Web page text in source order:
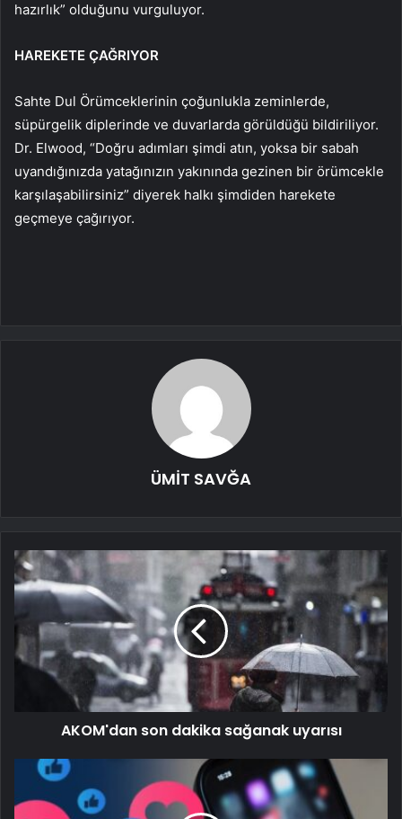
hazırlık” olduğunu vurguluyor.
HAREKETE ÇAĞRIYOR
Sahte Dul Örümceklerinin çoğunlukla zeminlerde,
süpürgelik diplerinde ve duvarlarda görüldüğü bildiriliyor.
Dr. Elwood, “Doğru adımları şimdi atın, yoksa bir sabah
uyandığınızda yatağınızın yakınında gezinen bir örümcekle
karşılaşabilirsiniz” diyerek halkı şimdiden harekete
geçmeye çağırıyor.
ÜMİT SAVĞA
AKOM'dan son dakika sağanak uyarısı